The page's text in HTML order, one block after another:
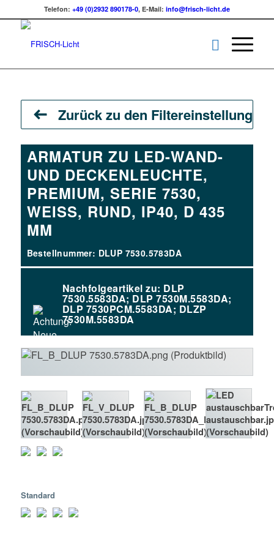
Telefon: +49 (0)2932 890178-0, E-Mail: info@frisch-licht.de
Zurück zu den Filtereinstellungen
ARMATUR ZU LED-WAND-
UND DECKENLEUCHTE,
PREMIUM, SERIE 7530,
WEISS, RUND, IP40, D 435 M
M
Bestellnummer: DLUP 7530.5783DA
Nachfolgeartikel zu: DLP
7530.5583DA; DLP 7530M.5583DA;
DLP 7530PCM.5583DA; DLZP
7530M.5583DA
Standard